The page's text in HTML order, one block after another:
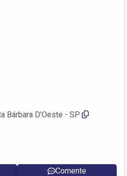
Bárbara D'Oeste - SP
Comente